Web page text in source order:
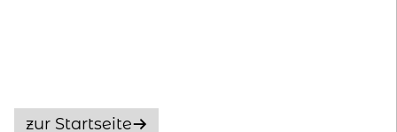
zur Startseite